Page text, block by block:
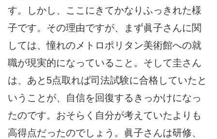
す。しかし、ここにきてかなりふっきれた様
子です。その理由ですが、まず眞子さんに関
しては、憧れのメトロポリタン美術館への就
職が現実的になっていること。そして圭さん
は、あと5点取れば司法試験に合格していたと
いうことが、自信を回復するきっかけになっ
たのです。おそらく自分が考えていたよりも
高得点だったのでしょう。眞子さんは研修、